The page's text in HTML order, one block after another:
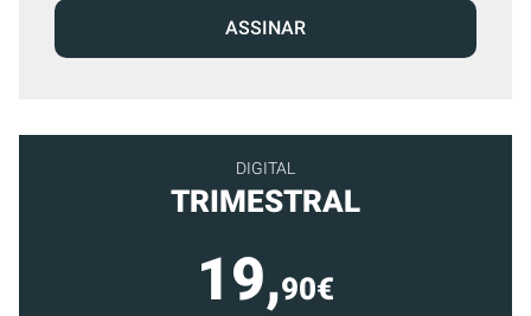
ASSINAR
DIGITAL
TRIMESTRAL
19,90€